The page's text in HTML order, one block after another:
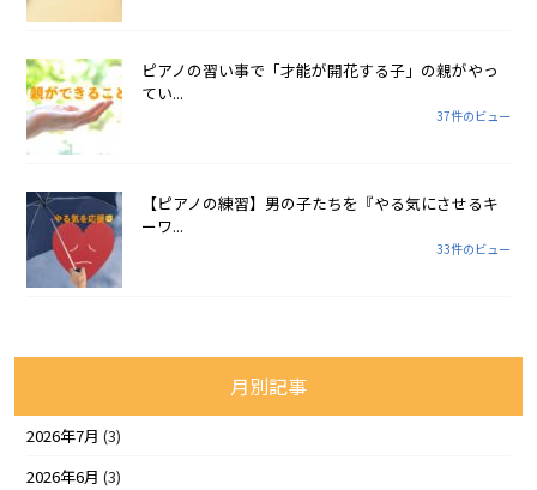
ピアノの習い事で「才能が開花する子」の親がやっ
てい...
37件のビュー
【ピアノの練習】男の子たちを『やる気にさせるキ
ーワ...
33件のビュー
月別記事
2026年7月 (3)
2026年6月 (3)